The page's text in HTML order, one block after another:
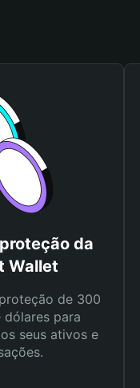
da
Wallet
de 300
dólares para
seus ativos e